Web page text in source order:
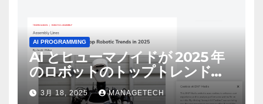
AI PROGRAMMING
AI とヒューマノイドが 2025 年
のロボットのトップトレンドに |
ASSEMBLY
3月 18, 2025 MANAGETECH